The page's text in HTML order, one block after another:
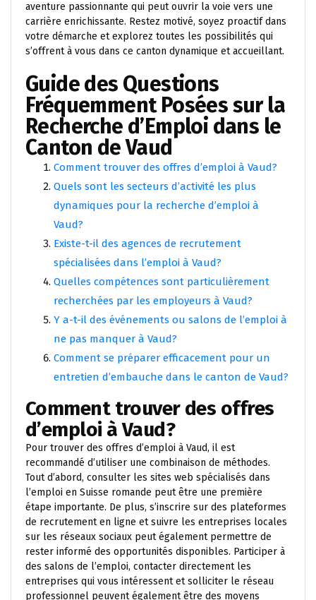
aventure passionnante qui peut ouvrir la voie vers une
carrière enrichissante. Restez motivé, soyez proactif dans
votre démarche et explorez toutes les possibilités qui
s’offrent à vous dans ce canton dynamique et accueillant.
Guide des Questions
Fréquemment Posées sur la
Recherche d’Emploi dans le
Canton de Vaud
Comment trouver des offres d’emploi à Vaud?
Quels sont les secteurs d’activité les plus
dynamiques pour la recherche d’emploi à
Vaud?
Existe-t-il des agences de recrutement
spécialisées dans l’emploi à Vaud?
Quelles compétences sont particulièrement
recherchées par les employeurs à Vaud?
Y a-t-il des événements ou salons de l’emploi à
ne pas manquer à Vaud?
Comment se préparer efficacement pour un
entretien d’embauche dans le canton de Vaud?
Comment trouver des offres
d’emploi à Vaud?
Pour trouver des offres d’emploi à Vaud, il est
recommandé d’utiliser une combinaison de méthodes.
Tout d’abord, consulter les sites web spécialisés dans
l’emploi en Suisse romande peut être une première
étape importante. De plus, s’inscrire sur des plateformes
de recrutement en ligne et suivre les entreprises locales
sur les réseaux sociaux peut également permettre de
rester informé des opportunités disponibles. Participer à
des salons de l’emploi, contacter directement les
entreprises qui vous intéressent et solliciter le réseau
professionnel peuvent également être des moyens